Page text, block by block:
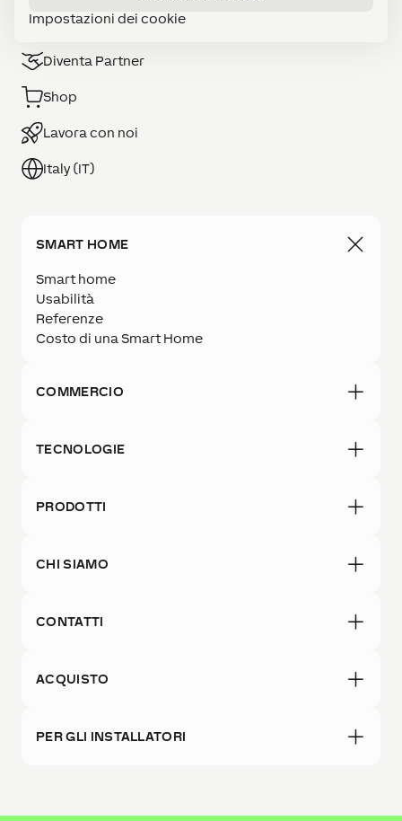
Impostazioni dei cookie
Diventa Partner
Shop
Lavora con noi
Italy (IT)
SMART HOME
Smart home
Usabilità
Referenze
Costo di una Smart Home
COMMERCIO
TECNOLOGIE
PRODOTTI
CHI SIAMO
CONTATTI
ACQUISTO
PER GLI INSTALLATORI